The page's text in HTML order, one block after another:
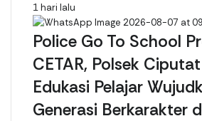
1 hari lalu
Police Go To School
CETAR, Polsek
Edukasi Pelajar
Generasi Berkarakter